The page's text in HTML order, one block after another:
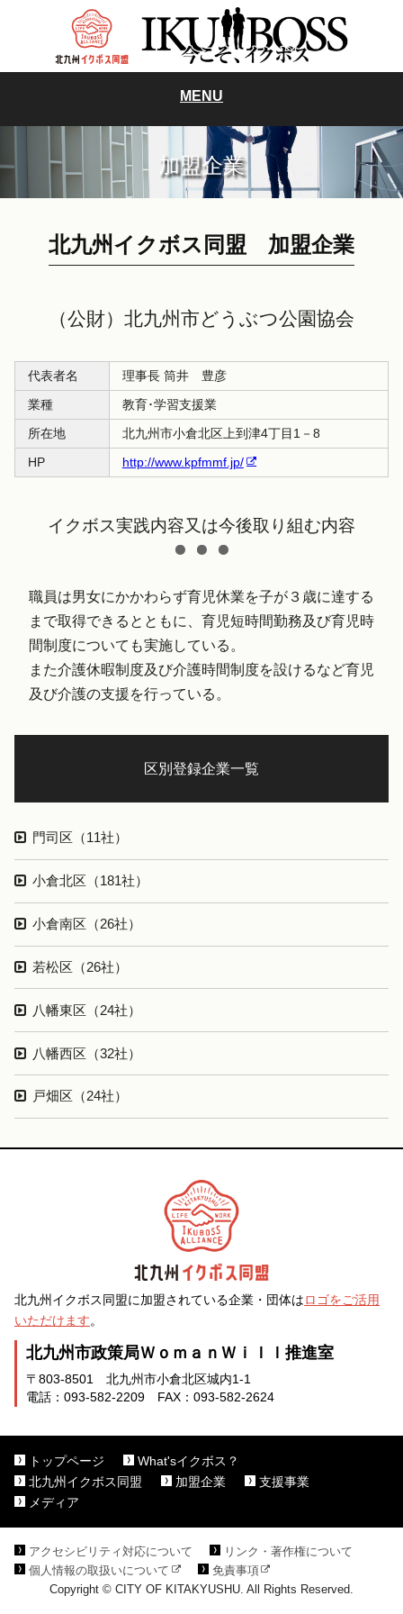
MENU
加盟企業
北九州イクボス同盟 加盟企業
（公財）北九州市どうぶつ公園協会
代表者名
理事長 筒井 豊彦
業種
教育･学習支援業
所在地
北九州市小倉北区上到津4丁目1－8
HP
http://www.kpfmmf.jp/
イクボス実践内容又は今後取り組む内容
職員は男女にかかわらず育児休業を子が３歳に達する
まで取得できるとともに、育児短時間勤務及び育児時
間制度についても実施している。
また介護休暇制度及び介護時間制度を設けるなど育児
及び介護の支援を行っている。
区別登録企業一覧
門司区（11社）
小倉北区（181社）
小倉南区（26社）
若松区（26社）
八幡東区（24社）
八幡西区（32社）
戸畑区（24社）
北九州イクボス同盟に加盟されている企業・団体は ロゴをご活用
いただけます 。
北九州市政策局ＷｏｍａｎＷｉｌｌ推進室
〒803-8501 北九州市小倉北区城内1-1
電話：093-582-2209 FAX：093-582-2624
トップページ
What'sイクボス？
北九州イクボス同盟
加盟企業
支援事業
メディア
アクセシビリティ対応について
リンク・著作権について
個人情報の取扱いについて
免責事項
Copyright © CITY OF KITAKYUSHU. All Rights Reserved.